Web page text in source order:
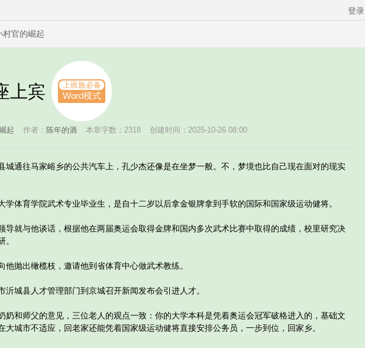
登录
村官的崛起
上宾 上班族必备
Word模式
起 作者： 陈年的酒 本章字数：2318 创建时间：2025-10-26 08:00
通往马家峪乡的公共汽车上，孔少杰还像是在坐梦一般。不，梦境也比自己现在面对的现实
体育学院武术专业毕业生，是自十二岁以后拿金银牌拿到手软的国际和国家级运动健将。
就与他谈话，根据他在两届奥运会取得金牌和国内多次武术比赛中取得的成绩，校里研究决
。
抛出橄榄枝，邀请他到省体育中心做武术教练。
城县人才管理部门到京城召开新闻发布会引进人才。
和师父的意见，三位老人的观点一致：你的大学本科是凭着奥运会冠军破格进入的，基础文
大城市不适应，回老家还能凭着国家级运动健将直接安排公务员，一步到位，回家乡。